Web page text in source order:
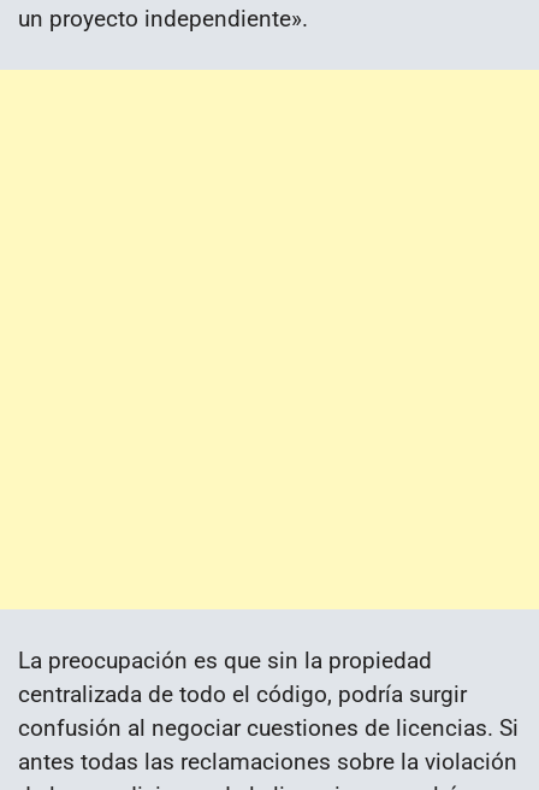
un proyecto independiente».
La preocupación es que sin la propiedad
centralizada de todo el código, podría surgir
confusión al negociar cuestiones de licencias. Si
antes todas las reclamaciones sobre la violación